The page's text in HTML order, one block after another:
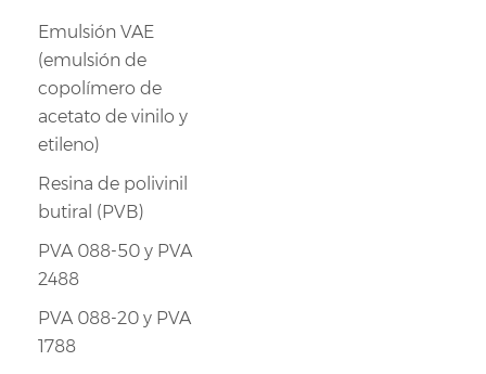
Emulsión VAE
(emulsión de
copolímero de
acetato de vinilo y
etileno)
Resina de polivinil
butiral (PVB)
PVA 088-50 y PVA
2488
PVA 088-20 y PVA
1788